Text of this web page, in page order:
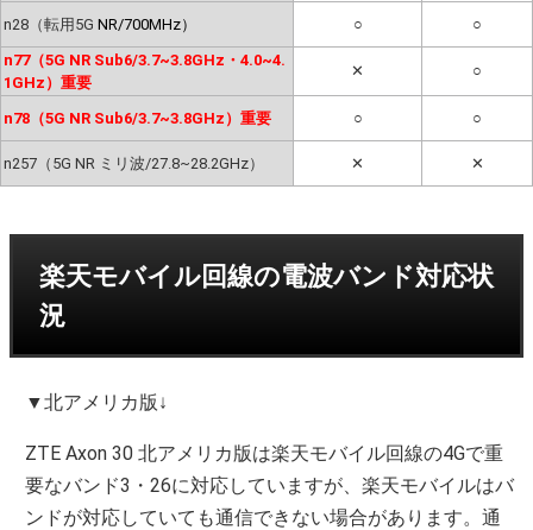
n28（転用5G NR/700MHz） ○
○
n77（5G NR Sub6/3.7~3.8GHz・4.0~4.
1GHz）重要
✕ ○
n78（5G NR Sub6/3.7~3.8GHz）重要 ○ ○
n257（5G NR ミリ波/27.8~28.2GHz） ✕ ✕
楽天モバイル回線の電波バンド対応状
況
▼北アメリカ版↓
ZTE Axon 30 北アメリカ版は楽天モバイル回線の4Gで重
要なバンド3・26に対応していますが、楽天モバイルはバ
ンドが対応していても通信できない場合があります。通